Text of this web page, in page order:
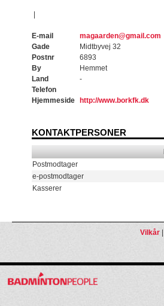
E-mail
magaarden@gmail.com
Gade
Midtbyvej 32
Postnr
6893
By
Hemmet
Land
-
Telefon
Hjemmeside
http://www.borkfk.dk
KONTAKTPERSONER
Postmodtager
e-postmodtager
Kasserer
Vilkår|